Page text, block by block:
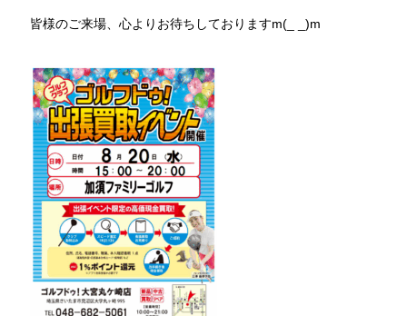
皆様のご来場、心よりお待ちしておりますm(_ _)m